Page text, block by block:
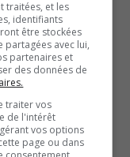
meilleur
de bureaux
refuseraient de
chantiers
travail, même si
traitées, et les
identifiants
être stockées
partagées avec lui,
partenaires et
des données de
traiter vos
de l'intérêt
vos options
page ou dans